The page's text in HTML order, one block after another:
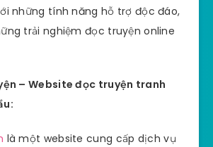
những tính năng hỗ trợ độc đáo,
trải nghiệm đọc truyện online
– Website đọc truyện tranh
là một website cung cấp dịch vụ